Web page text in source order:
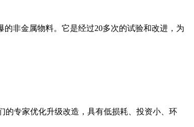
非金属物料。它是经过20多次的试验和改进，为
的专家优化升级改造，具有低损耗、投资小、环